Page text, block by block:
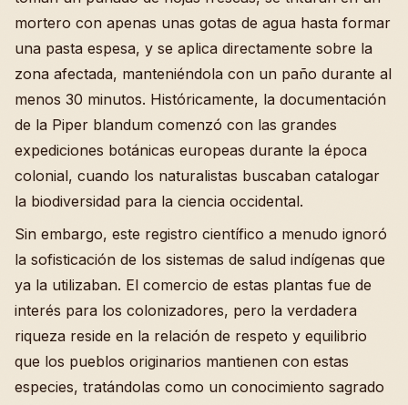
mortero con apenas unas gotas de agua hasta formar
una pasta espesa, y se aplica directamente sobre la
zona afectada, manteniéndola con un paño durante al
menos 30 minutos. Históricamente, la documentación
de la Piper blandum comenzó con las grandes
expediciones botánicas europeas durante la época
colonial, cuando los naturalistas buscaban catalogar
la biodiversidad para la ciencia occidental.
Sin embargo, este registro científico a menudo ignoró
la sofisticación de los sistemas de salud indígenas que
ya la utilizaban. El comercio de estas plantas fue de
interés para los colonizadores, pero la verdadera
riqueza reside en la relación de respeto y equilibrio
que los pueblos originarios mantienen con estas
especies, tratándolas como un conocimiento sagrado